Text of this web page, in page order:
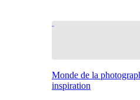
Monde de la
inspiration